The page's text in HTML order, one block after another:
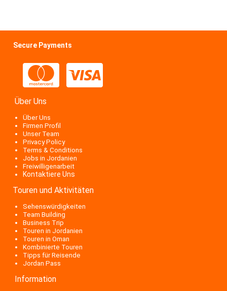
Secure Payments
Über Uns
Über Uns
Firmen Profil
Unser Team
Privacy Policy
Terms & Conditions
Jobs in Jordanien
Freiwilligenarbeit
Kontaktiere Uns
Touren und Aktivitäten
Sehenswürdigkeiten
Team Building
Business Trip
Touren in Jordanien
Touren in Oman
Kombinierte Touren
Tipps für Reisende
Jordan Pass
Information